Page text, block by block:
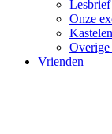
Lesbrief
Onze
Overige
Vrienden